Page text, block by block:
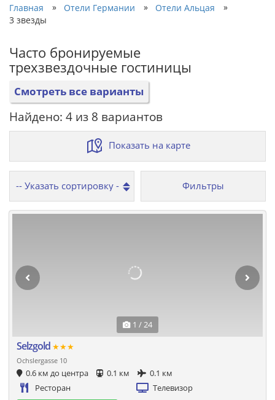
Главная » Отели Германии » Отели Альцая
»
3 звезды
Часто бронируемые
трехзвездочные гостиницы
Смотреть все варианты
Найдено: 4 из 8 вариантов
Показать на карте
Фильтры
1 / 24
Selzgold ★★★
Ochslergasse 10
0.6 км до центра 0.1 км
0.1 км
Ресторан
Телевизор